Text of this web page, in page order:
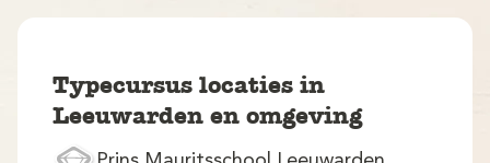
Typecursus locaties in
Leeuwarden en omgeving